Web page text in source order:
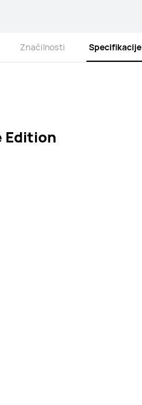
Značilnosti Specifikacije
Edition